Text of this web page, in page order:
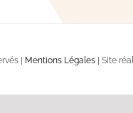
| Mentions Légales | Site